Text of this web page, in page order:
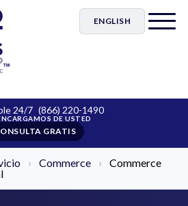
ENGLISH
24/7 (866) 220-1490
GRATIS
› Commerce ›
Commerce